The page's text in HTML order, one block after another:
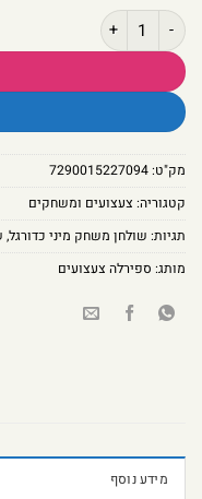
כמות של שולחן כדורגל שולחן
מק"ט:7290015227094
קטגוריה: צעצועים ומשחקים
תגיות: שולחן משחק מיני כדורגל,
מותג: ספירלה צעצועים
מידע נוסף